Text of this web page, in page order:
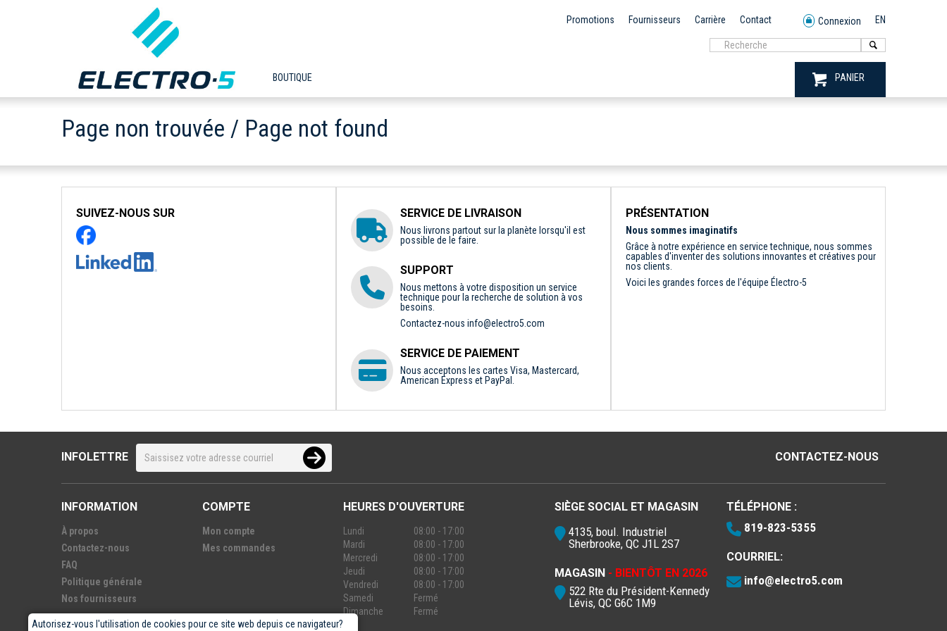
Autorisez-vous l'utilisation de cookies pour ce site web depuis ce navigateur?
Promotions Fournisseurs Carrière Contact Connexion EN
BOUTIQUE PANIER
Page non trouvée / Page not found
SUIVEZ-NOUS SUR SERVICE DE LIVRAISON
Nous livrons partout sur la planète lorsqu'il est
possible de le faire.
SUPPORT
Nous mettons à votre disposition un service
technique pour la recherche de solution à vos
besoins.
Contactez-nous info@electro5.com
SERVICE DE PAIEMENT
Nous acceptons les cartes Visa, Mastercard,
American Express et PayPal.
PRÉSENTATION
Nous sommes imaginatifs
Grâce à notre expérience en service technique, nous sommes
capables d'inventer des solutions innovantes et créatives pour
nos clients.
Voici les grandes forces de l'équipe Électro-5
INFOLETTRE CONTACTEZ-NOUS
INFORMATION
À propos
Contactez-nous
FAQ
Politique générale
Nos fournisseurs
COMPTE
Mon compte
Mes commandes
HEURES D'OUVERTURE
Lundi
08:00 - 17:00
Mardi
08:00 - 17:00
Mercredi
08:00 - 17:00
Jeudi
08:00 - 17:00
Vendredi
08:00 - 17:00
Samedi
Fermé
Dimanche
Fermé
SIÈGE SOCIAL ET MAGASIN
4135, boul. Industriel
Sherbrooke, QC J1L 2S7
MAGASIN - BIENTÔT EN 2026
522 Rte du Président-Kennedy
Lévis, QC G6C 1M9
TÉLÉPHONE :
819-823-5355
COURRIEL:
info@electro5.com